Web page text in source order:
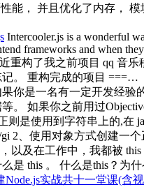
能， 并且优化了内存，
Intercooler.js is a wonderful
frameworks and when
重构了我之前项目 qq 音乐
。 重构完成的项目 ===…
果你是一名有一定开发经验
。 如果你之前用过
则是使用到字符串上的,在
gi 2、使用对象方式创建
以及在工作中，我都被
是 this 。 什么是this？为
Node.js实战共十一堂课(含